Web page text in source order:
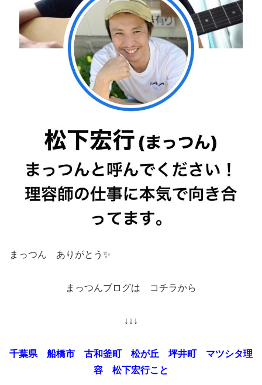
まっつん ありがとう✨
まっつんブログは コチラから
↓↓↓
千葉県 船橋市 古和釜町 松が丘 坪井町 マツシタ理
容 松下宏行こと